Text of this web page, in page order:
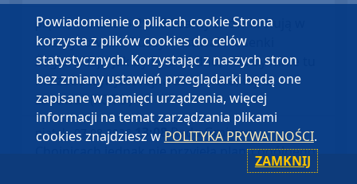
piątek, 07.08.2026 21:15Szanty znów królują w
Charzykowach. Ruszył Festiwal Piosenki
Żeglarskiej. "Jak by było nudno, nikt by mnie tu
nie zobaczył. Jest fajna atmosfera, fajna
zabawa" (FOTO)
piątek, 07.08.2026 13:08Rada Gminy w
Chojnicach jednak nie przyjęła planu ogólnego.
Powiadomienie o plikach cookie Strona
korzysta z plików cookies do celów
statystycznych. Korzystając z naszych stron
bez zmiany ustawień przeglądarki będą one
zapisane w pamięci urządzenia, więcej
informacji na temat zarządzania plikami
cookies znajdziesz w POLITYKA PRYWATNOŚCI.
ZAMKNIJ